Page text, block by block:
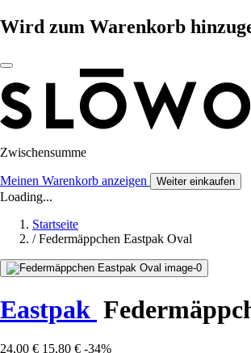
Wird zum Warenkorb
Zwischensumme
Meinen Warenkorb anzeigen Weiter einkaufen
Loading...
Startseite
/ Federmäppchen Eastpak Oval
Eastpak
24,00 € 15,80 € -34%